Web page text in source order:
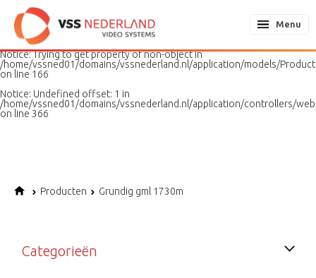
Notice: Undefined variable: page in
/home/vssned01/domains/vssnederland.nl/application/models/
on line
187
Notice: Trying to get property of non-object in
/home/vssned01/domains/vssnederland.nl/application/models/
on line 166
Notice: Undefined offset: 1 in
/home/vssned01/domains/vssnederland.nl/application/controllers/
on line 366
Menu
Producten Grundig gml 1730m
Categorieën